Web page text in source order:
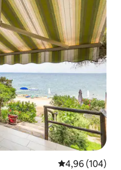
5 üzerinden
4,96 (104)